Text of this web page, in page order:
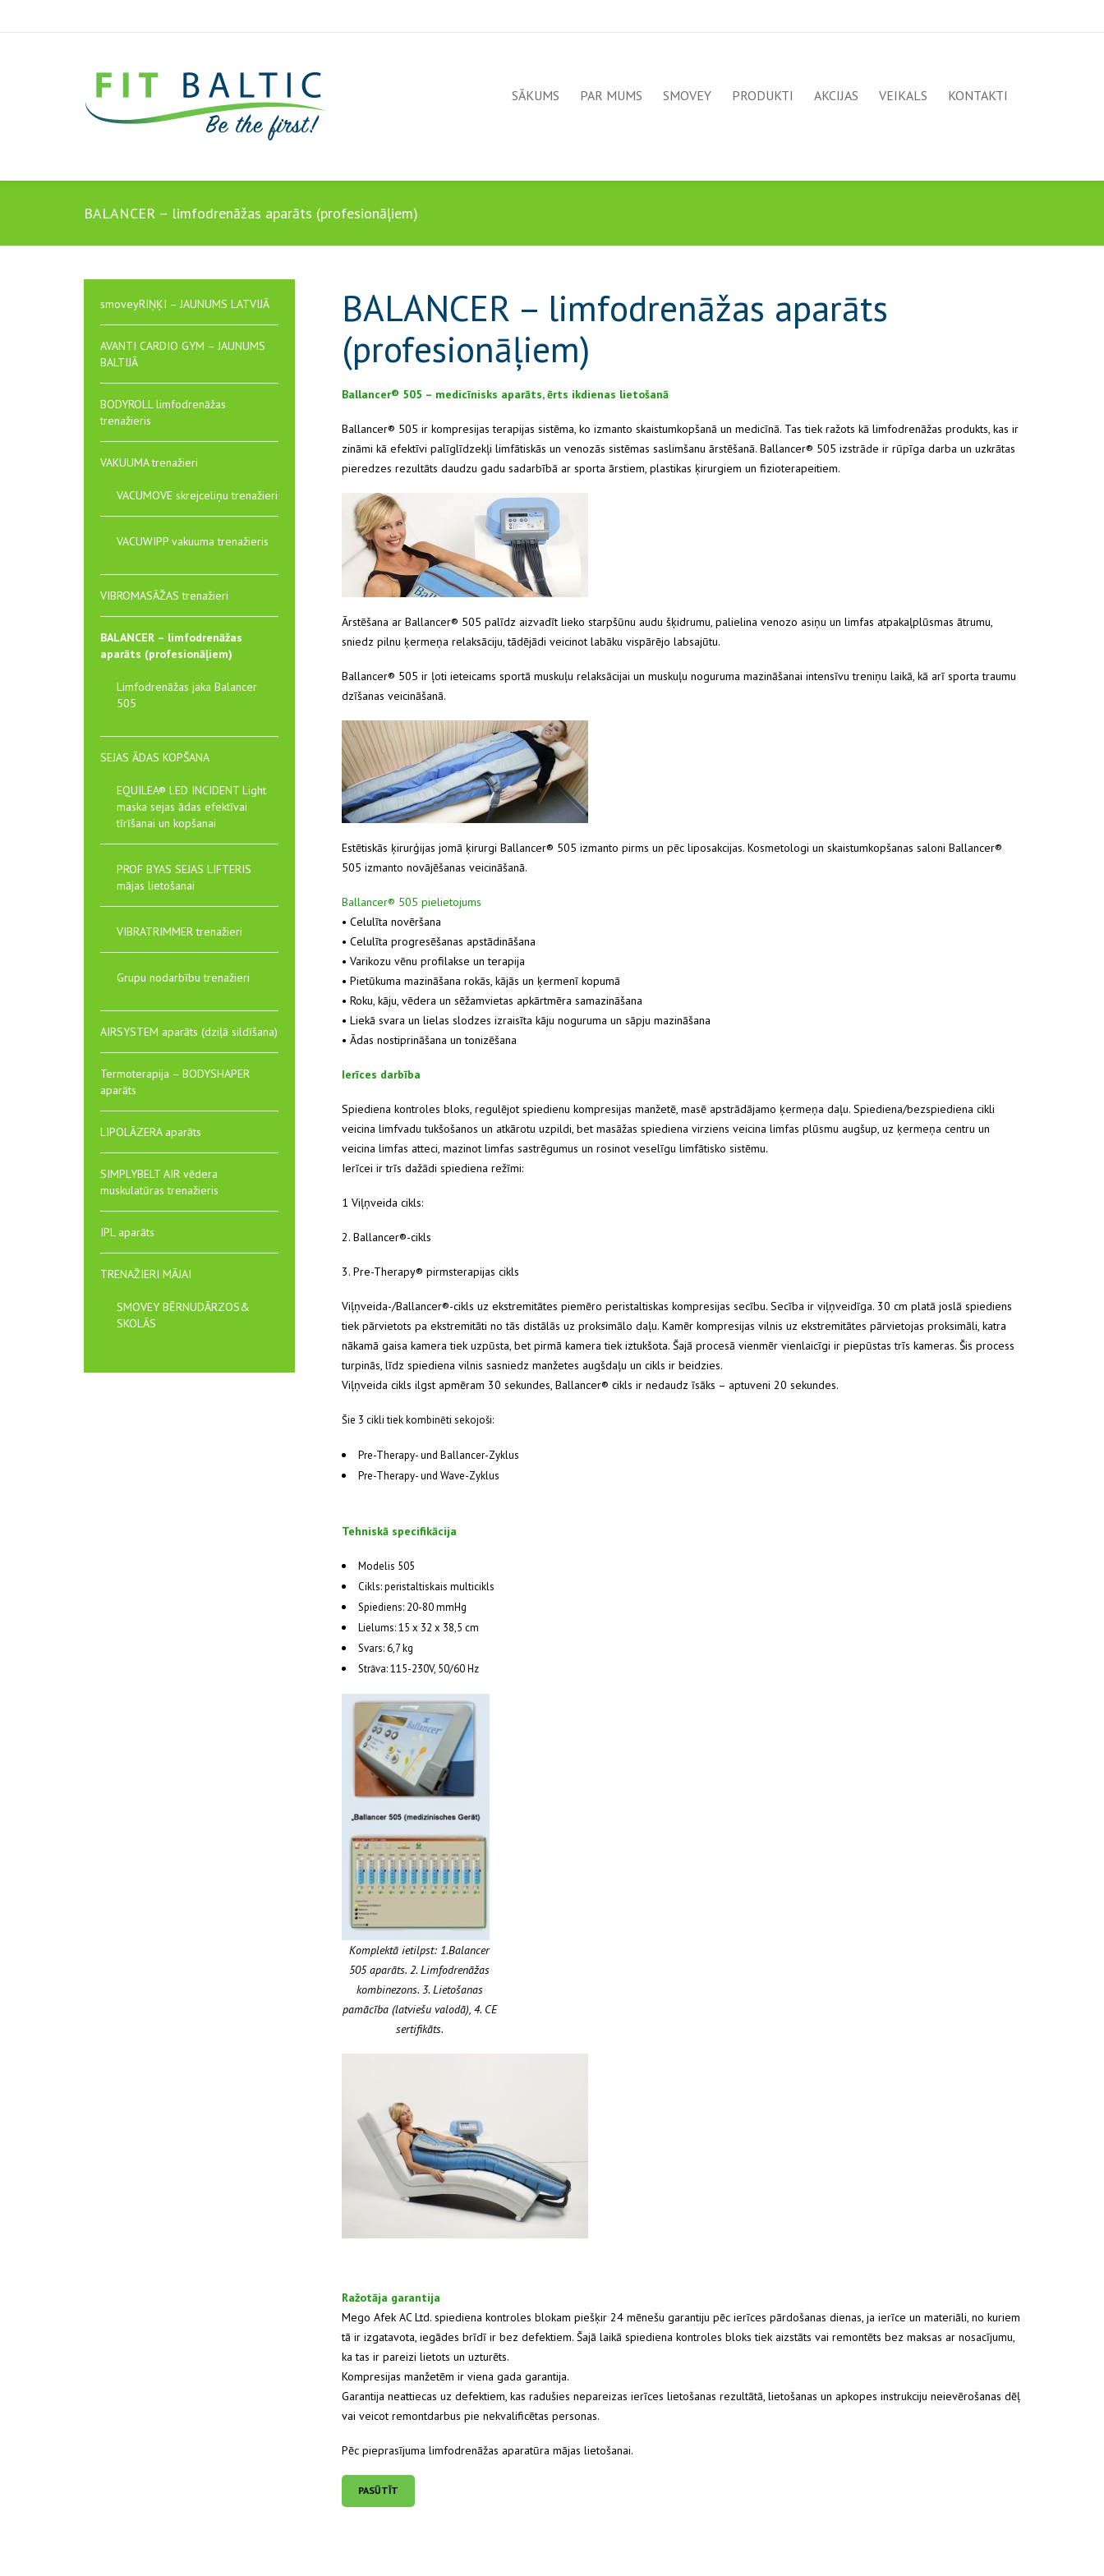
SĀKUMS PAR MUMS SMOVEY PRODUKTI AKCIJAS VEIKALS KONTAKTI
BALANCER – limfodrenāžas aparāts (profesionāļiem)
BALANCER – limfodrenāžas aparāts
(profesionāļiem)
Ballancer® 505 – medicīnisks aparāts, ērts ikdienas lietošanā
Ballancer® 505 ir kompresijas terapijas sistēma, ko izmanto skaistumkopšanā un medicīnā. Tas tiek ražots kā limfodrenāžas produkts, kas ir
zināmi kā efektīvi palīglīdzekļi limfātiskās un venozās sistēmas saslimšanu ārstēšanā. Ballancer® 505 izstrāde ir rūpīga darba un uzkrātas
pieredzes rezultāts daudzu gadu sadarbībā ar sporta ārstiem, plastikas ķirurgiem un fizioterapeitiem.
Ārstēšana ar Ballancer® 505 palīdz aizvadīt lieko starpšūnu audu šķidrumu, palielina venozo asiņu un limfas atpakaļplūsmas ātrumu,
sniedz pilnu ķermeņa relaksāciju, tādējādi veicinot labāku vispārējo labsajūtu.
Ballancer® 505 ir ļoti ieteicams sportā muskuļu relaksācijai un muskuļu noguruma mazināšanai intensīvu treniņu laikā, kā arī sporta traumu
dzīšanas veicināšanā.
Estētiskās ķirurģijas jomā ķirurgi Ballancer® 505 izmanto pirms un pēc liposakcijas. Kosmetologi un skaistumkopšanas saloni Ballancer®
505 izmanto novājēšanas veicināšanā.
Ballancer® 505 pielietojums
• Celulīta novēršana
• Celulīta progresēšanas apstādināšana
• Varikozu vēnu profilakse un terapija
• Pietūkuma mazināšana rokās, kājās un ķermenī kopumā
• Roku, kāju, vēdera un sēžamvietas apkārtmēra samazināšana
• Liekā svara un lielas slodzes izraisīta kāju noguruma un sāpju mazināšana
• Ādas nostiprināšana un tonizēšana
Ierīces darbība
Spiediena kontroles bloks, regulējot spiedienu kompresijas manžetē, masē apstrādājamo ķermeņa daļu. Spiediena/bezspiediena cikli
veicina limfvadu tukšošanos un atkārotu uzpildi, bet masāžas spiediena virziens veicina limfas plūsmu augšup, uz ķermeņa centru un
veicina limfas atteci, mazinot limfas sastrēgumus un rosinot veselīgu limfātisko sistēmu.
Ierīcei ir trīs dažādi spiediena režīmi:
1 Viļņveida cikls:
2. Ballancer®-cikls
3. Pre-Therapy® pirmsterapijas cikls
Viļņveida-/Ballancer®-cikls uz ekstremitātes piemēro peristaltiskas kompresijas secību. Secība ir viļņveidīga. 30 cm platā joslā spiediens
tiek pārvietots pa ekstremitāti no tās distālās uz proksimālo daļu. Kamēr kompresijas vilnis uz ekstremitātes pārvietojas proksimāli, katra
nākamā gaisa kamera tiek uzpūsta, bet pirmā kamera tiek iztukšota. Šajā procesā vienmēr vienlaicīgi ir piepūstas trīs kameras. Šis process
turpinās, līdz spiediena vilnis sasniedz manžetes augšdaļu un cikls ir beidzies.
Viļņveida cikls ilgst apmēram 30 sekundes, Ballancer® cikls ir nedaudz īsāks – aptuveni 20 sekundes.
Šie 3 cikli tiek kombinēti sekojoši:
Pre-Therapy- und Ballancer-Zyklus
Pre-Therapy- und Wave-Zyklus
Tehniskā specifikācija
Modelis 505
Cikls: peristaltiskais multicikls
Spiediens: 20-80 mmHg
Lielums: 15 x 32 x 38,5 cm
Svars: 6,7 kg
Strāva: 115-230V, 50/60 Hz
Komplektā ietilpst: 1.Balancer
505 aparāts. 2. Limfodrenāžas
kombinezons. 3. Lietošanas
pamācība (latviešu valodā), 4. CE
sertifikāts.
Ražotāja garantija
Mego Afek AC Ltd. spiediena kontroles blokam piešķir 24 mēnešu garantiju pēc ierīces pārdošanas dienas, ja ierīce un materiāli, no kuriem
tā ir izgatavota, iegādes brīdī ir bez defektiem. Šajā laikā spiediena kontroles bloks tiek aizstāts vai remontēts bez maksas ar nosacījumu,
ka tas ir pareizi lietots un uzturēts.
Kompresijas manžetēm ir viena gada garantija.
Garantija neattiecas uz defektiem, kas radušies nepareizas ierīces lietošanas rezultātā, lietošanas un apkopes instrukciju neievērošanas dēļ
vai veicot remontdarbus pie nekvalificētas personas.
Pēc pieprasījuma limfodrenāžas aparatūra mājas lietošanai.
PASŪTĪT
smoveyRIŅĶI – JAUNUMS LATVIJĀ
AVANTI CARDIO GYM – JAUNUMS
BALTIJĀ
BODYROLL limfodrenāžas
trenažieris
VAKUUMA trenažieri
VACUMOVE skrejceliņu trenažieri
VACUWIPP vakuuma trenažieris
VIBROMASĀŽAS trenažieri
BALANCER – limfodrenāžas
aparāts (profesionāļiem)
Limfodrenāžas jaka Balancer
505
SEJAS ĀDAS KOPŠANA
EQUILEA® LED INCIDENT Light
maska sejas ādas efektīvai
tīrīšanai un kopšanai
PROF BYAS SEJAS LIFTERIS
mājas lietošanai
VIBRATRIMMER trenažieri
Grupu nodarbību trenažieri
AIRSYSTEM aparāts (dziļā sildīšana)
Termoterapija – BODYSHAPER
aparāts
LIPOLĀZERA aparāts
SIMPLYBELT AIR vēdera
muskulatūras trenažieris
IPL aparāts
TRENAŽIERI MĀJAI
SMOVEY BĒRNUDĀRZOS&
SKOLĀS